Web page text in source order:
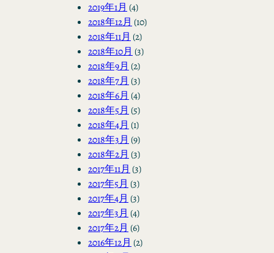
2019年1月 (4)
2018年12月 (10)
2018年11月 (2)
2018年10月 (3)
2018年9月 (2)
2018年7月 (3)
2018年6月 (4)
2018年5月 (5)
2018年4月 (1)
2018年3月 (9)
2018年2月 (3)
2017年11月 (3)
2017年5月 (3)
2017年4月 (3)
2017年3月 (4)
2017年2月 (6)
2016年12月 (2)